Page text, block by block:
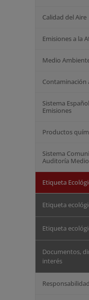
Calidad del Aire
Emisiones a la
Medio
Contaminación
Sistema
Emisiones
Productos
Sistema
Auditoría
Etiqueta
Etiqueta
Etiqueta
Documentos,
interés